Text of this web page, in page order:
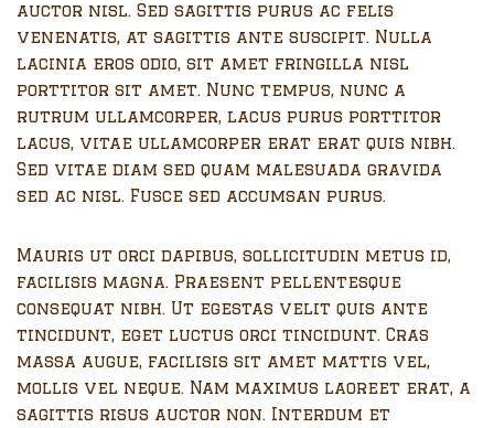
auctor nisl. Sed sagittis purus ac felis
venenatis, at sagittis ante suscipit. Nulla
lacinia eros odio, sit amet fringilla nisl
porttitor sit amet. Nunc tempus, nunc a
rutrum ullamcorper, lacus purus porttitor
lacus, vitae ullamcorper erat erat quis nibh.
Sed vitae diam sed quam malesuada gravida
sed ac nisl. Fusce sed accumsan purus.
Mauris ut orci dapibus, sollicitudin metus id,
facilisis magna. Praesent pellentesque
consequat nibh. Ut egestas velit quis ante
tincidunt, eget luctus orci tincidunt. Cras
massa augue, facilisis sit amet mattis vel,
mollis vel neque. Nam maximus laoreet erat, a
sagittis risus auctor non. Interdum et